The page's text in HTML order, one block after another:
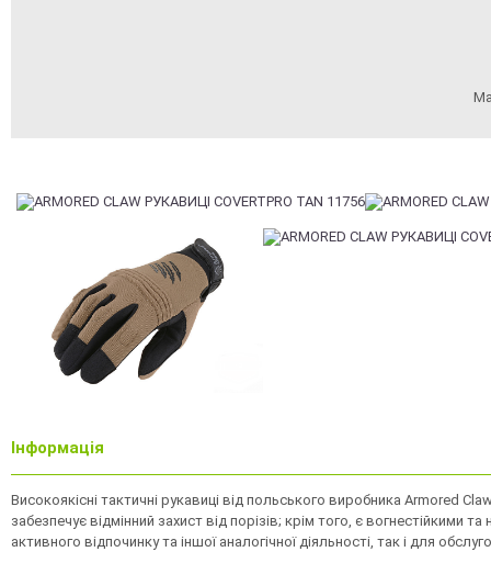
Інформація
Високоякісні тактичні рукавиці від польського виробника Armored
забезпечує відмінний захист від порізів; крім того, є
активного відпочинку та іншої аналогічної діяльності, так і для